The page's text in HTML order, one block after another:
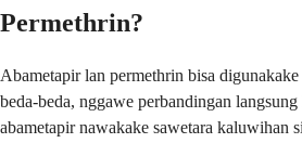
Permethrin?
Abametapir lan permethrin bisa
beda-beda, nggawe perbandingan
abametapir nawakake sawetara kaluwihan